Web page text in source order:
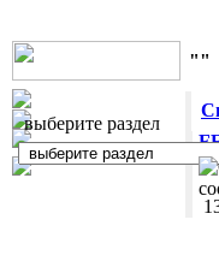
выберите раздел
""